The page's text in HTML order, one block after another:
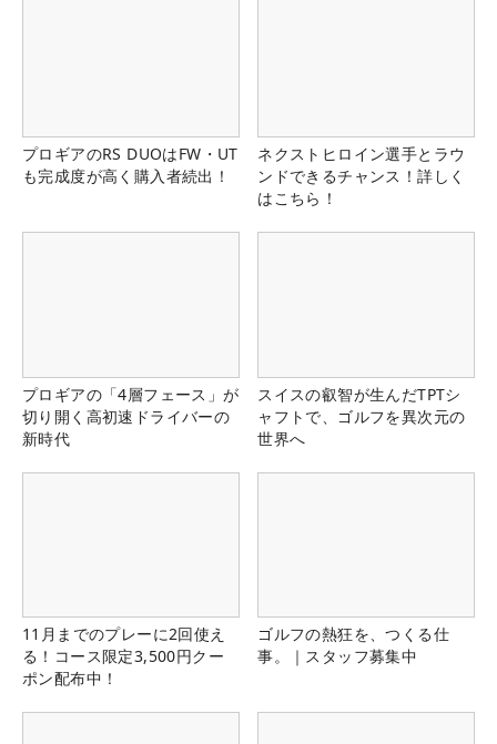
プロギアのRS DUOはFW・UT
も完成度が高く購入者続出！
ネクストヒロイン選手とラウ
ンドできるチャンス！詳しく
はこちら！
プロギアの「4層フェース」が
切り開く高初速ドライバーの
新時代
スイスの叡智が生んだTPTシ
ャフトで、ゴルフを異次元の
世界へ
11月までのプレーに2回使え
る！コース限定3,500円クー
ポン配布中！
ゴルフの熱狂を、つくる仕
事。｜スタッフ募集中